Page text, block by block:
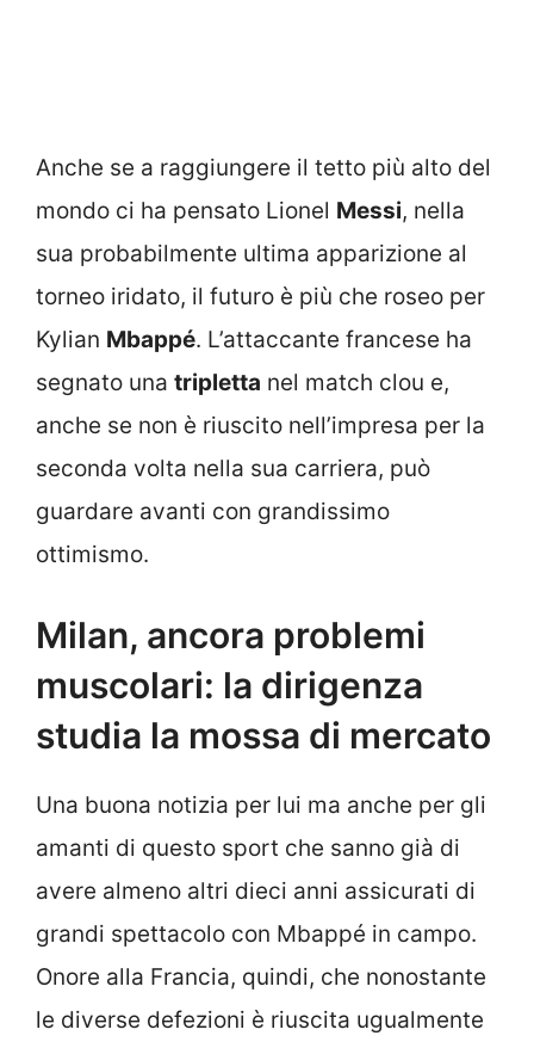
Anche se a raggiungere il tetto più alto del
mondo ci ha pensato Lionel Messi, nella
sua probabilmente ultima apparizione al
torneo iridato, il futuro è più che roseo per
Kylian Mbappé. L’attaccante francese ha
segnato una tripletta nel match clou e,
anche se non è riuscito nell’impresa per la
seconda volta nella sua carriera, può
guardare avanti con grandissimo
ottimismo.
Milan, ancora problemi
muscolari: la dirigenza
studia la mossa di mercato
Una buona notizia per lui ma anche per gli
amanti di questo sport che sanno già di
avere almeno altri dieci anni assicurati di
grandi spettacolo con Mbappé in campo.
Onore alla Francia, quindi, che nonostante
le diverse defezioni è riuscita ugualmente